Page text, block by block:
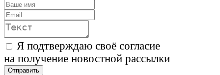
Я подтверждаю своё согласие
на получение новостной рассылки